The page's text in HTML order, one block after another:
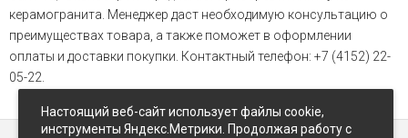
керамогранита. Менеджер даст необходимую консультацию о
преимуществах товара, а также поможет в оформлении
оплаты и доставки покупки. Контактный телефон: +7 (4152) 22-
05-22.
Настоящий веб-сайт использует файлы cookie,
инструменты Яндекс.Метрики. Продолжая работу с